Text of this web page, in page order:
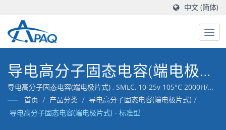
中文 (简体)
导电高分子固态电容(端电极片
式) - 标准型
导电高分子固态电容(端电极片式) , SMLC, 10-25v 105°C 2000H/鈺
邦致力于研究高导电性的高分子材料电容器，并累积了丰富的生产
经验。
首页 / 产品分类 / 导电高分子固态电容(端电极片式) /
导电高分子固态电容(端电极片式) - 标准型